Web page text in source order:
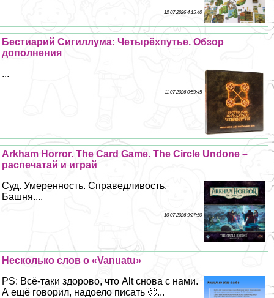
12 07 2026 4:15:40
Бестиарий Сигиллума: Четырёхпутье. Обзор
дополнения
...
11 07 2026 0:59:45
Arkham Horror. The Card Game. The Circle Undone –
распечатай и играй
Суд. Умеренность. Справедливость.
Башня....
10 07 2026 9:27:50
Несколько слов о «Vanuatu»
PS: Всё-таки здорово, что Alt снова с нами.
А ещё говорил, надоело писать 🙂...